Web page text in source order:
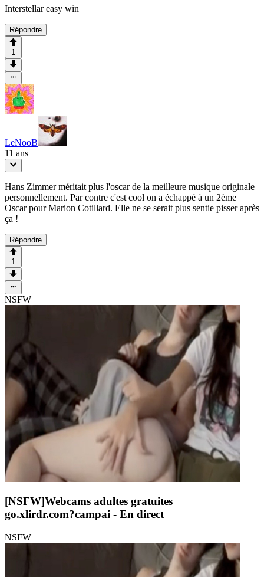
Interstellar easy win
Répondre
1
LeNooB
11 ans
Hans Zimmer méritait plus l'oscar de la meilleure musique originale
personnellement. Par contre c'est cool on a échappé à un 2ème
Oscar pour Marion Cotillard. Elle ne se serait plus sentie pisser après
ça !
Répondre
1
NSFW
[NSFW]Webcams adultes gratuites
go.xlirdr.com?campai - En direct
NSFW